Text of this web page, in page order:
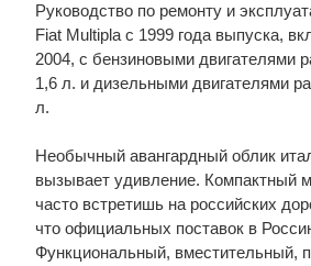
Руководство по ремонту и
Fiat Multipla с 1999 года выпуска,
2004, с бензиновыми двигателями
1,6 л. и дизельными двигателями
л.
Необычный авангардный облик
вызывает удивление. Компактный
часто встретишь на российских
что официальных поставок в
Функциональный, вместительный,